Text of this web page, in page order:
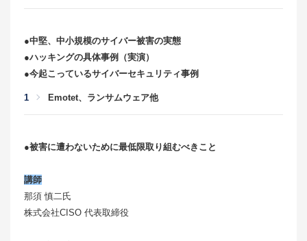
●中堅、中小規模のサイバー被害の実態
●ハッキングの具体事例（実演）
●今起こっているサイバーセキュリティ事例
Emotet、ランサムウェア他
●被害に遭わないために最低限取り組むべきこと
講師
那須 慎二氏
株式会社CISO 代表取締役